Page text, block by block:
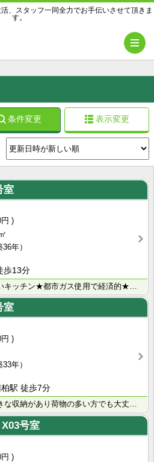
、スタッフ一同全力でお手伝いさせて頂きま
す。
条件変更 表示変更
室
36年）
歩13分
★２口ガスコンロが置ける広いキッチン★都市ガス使用で経済的★陽当りが良く、風通しの良いお部屋です★Ｃ･･･
室
33年）
駅 徒歩7分
★社会人、学生様歓迎！★大きな収納があり荷物の多い方でも大丈夫です。初期費用もお安く、お引越時の負担･･･
号室